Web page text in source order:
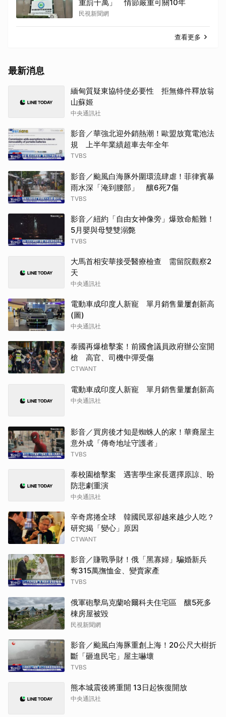
重罰千萬」 情節嚴重可關10年
民視新聞網
查看更多
最新消息
緬甸質疑東協特使必要性 拒無條件釋放翁
山蘇姬
中央通訊社
影音／華強北迎外銷熱潮！歐盟放寬電池法
規 上半年業績超車去年全年
TVBS
影音／颱風白海豚外圍環流肆虐！菲律賓暴
雨水深「淹到腰部」 釀6死7傷
TVBS
影音／紐約「自由女神像旁」爆致命船難！
5月嬰與母雙雙溺斃
TVBS
大馬首相安華接受醫療檢查 需留院觀察2
天
中央通訊社
電動車成印度人新寵 單月銷售量屢創新高
(圖)
中央通訊社
泰國再爆槍擊案！前國會議員政府辦公室開
槍 高官、司機中彈受傷
CTWANT
電動車成印度人新寵 單月銷售量屢創新高
中央通訊社
影音／買房後才知是蜘蛛人的家！華裔屋主
意外成「傳奇地址守護者」
TVBS
泰校園槍擊案 遇害學生家長選擇原諒、盼
防悲劇重演
中央通訊社
辛奇席捲全球 韓國民眾卻越來越少人吃？
研究揭「變心」原因
CTWANT
影音／賺戰爭財！俄「黑寡婦」騙婚新兵
奪315萬撫恤金、變賣家產
TVBS
俄軍砲擊烏克蘭哈爾科夫住宅區 釀5死多
棟房屋被毀
民視新聞網
影音／颱風白海豚重創上海！20公尺大樹折
斷「砸進民宅」屋主嚇壞
TVBS
熊本城震後將重開 13日起恢復開放
中央通訊社